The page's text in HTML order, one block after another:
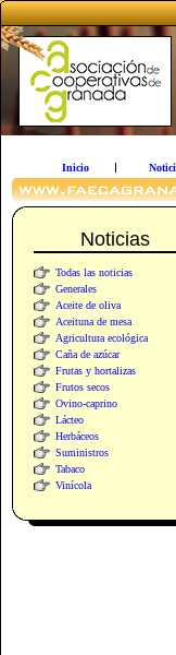
Inicio
Noticias
Todas las noticias
Generales
Aceite de oliva
Aceituna de mesa
Agricultura ecológica
Caña de azúcar
Frutas y hortalizas
Frutos secos
Ovino-caprino
Lácteo
Herbáceos
Suministros
Tabaco
Vinícola